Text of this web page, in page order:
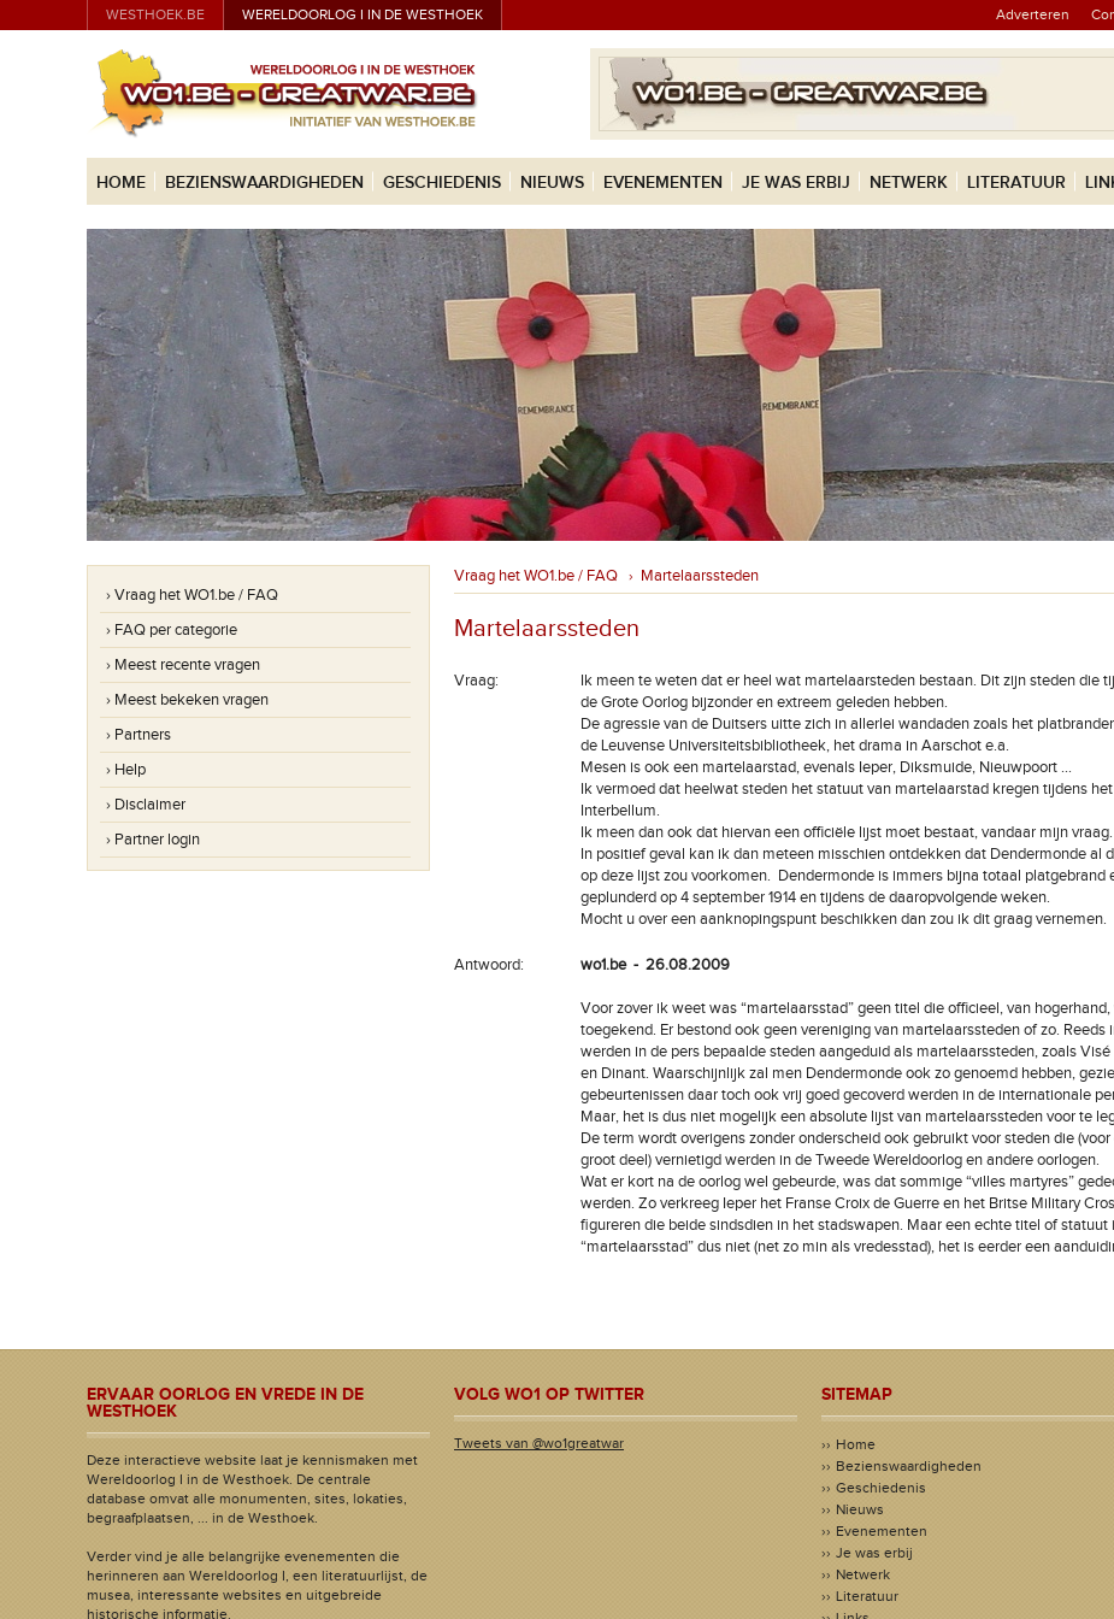
WESTHOEK.BE WERELDOORLOG I IN DE WESTHOEK Adverteren
HOME BEZIENSWAARDIGHEDEN GESCHIEDENIS NIEUWS EVENEMENTEN JE WAS ERBIJ NETWERK LITERATUUR
› Vraag het WO1.be / FAQ
› FAQ per categorie
› Meest recente vragen
› Meest bekeken vragen
› Partners
› Help
› Disclaimer
› Partner login
Vraag het WO1.be / FAQ › Martelaarssteden
Martelaarssteden
Vraag:
Ik meen te weten dat er heel wat martelaarsteden bestaan. Dit zijn steden die
de Grote Oorlog bijzonder en extreem geleden hebben.
De agressie van de Duitsers uitte zich in allerlei wandaden zoals het
de Leuvense Universiteitsbibliotheek, het drama in Aarschot e.a.
Mesen is ook een martelaarstad, evenals Ieper, Diksmuide, Nieuwpoort ...
Ik vermoed dat heelwat steden het statuut van martelaarstad kregen tijdens het
Interbellum.
Ik meen dan ook dat hiervan een officiële lijst moet bestaat, vandaar mijn vraag.
In positief geval kan ik dan meteen misschien ontdekken dat Dendermonde al
op deze lijst zou voorkomen. Dendermonde is immers bijna totaal platgebrand
geplunderd op 4 september 1914 en tijdens de daaropvolgende weken.
Mocht u over een aanknopingspunt beschikken dan zou ik dit graag vernemen.
Antwoord: wo1.be - 26.08.2009
Voor zover ik weet was “martelaarsstad” geen titel die officieel, van
toegekend. Er bestond ook geen vereniging van martelaarssteden of zo. Reeds
werden in de pers bepaalde steden aangeduid als martelaarssteden, zoals Visé
en Dinant. Waarschijnlijk zal men Dendermonde ook zo genoemd hebben,
gebeurtenissen daar toch ook vrij goed gecoverd werden in de internationale
Maar, het is dus niet mogelijk een absolute lijst van martelaarssteden voor te
De term wordt overigens zonder onderscheid ook gebruikt voor steden die (voor
groot deel) vernietigd werden in de Tweede Wereldoorlog en andere oorlogen.
Wat er kort na de oorlog wel gebeurde, was dat sommige “villes martyres”
werden. Zo verkreeg Ieper het Franse Croix de Guerre en het Britse Military
figureren die beide sindsdien in het stadswapen. Maar een echte titel of statuut
“martelaarsstad” dus niet (net zo min als vredesstad), het is eerder een
ERVAAR OORLOG EN VREDE IN DE
WESTHOEK
Deze interactieve website laat je kennismaken met
Wereldoorlog I in de Westhoek. De centrale
database omvat alle monumenten, sites, lokaties,
begraafplaatsen, ... in de Westhoek.
Verder vind je alle belangrijke evenementen die
herinneren aan Wereldoorlog I, een literatuurlijst, de
musea, interessante websites en uitgebreide
historische informatie.
VOLG WO1 OP TWITTER
Tweets van @wo1greatwar
SITEMAP
Home
Bezienswaardigheden
Geschiedenis
Nieuws
Evenementen
Je was erbij
Netwerk
Literatuur